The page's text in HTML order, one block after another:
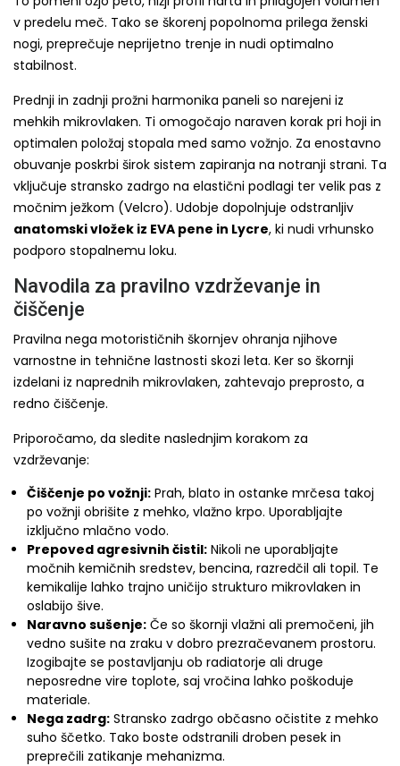
v predelu meč. Tako se škorenj popolnoma prilega ženski
nogi, preprečuje neprijetno trenje in nudi optimalno
stabilnost.
Prednji in zadnji prožni harmonika paneli so narejeni iz
mehkih mikrovlaken. Ti omogočajo naraven korak pri hoji in
optimalen položaj stopala med samo vožnjo. Za enostavno
obuvanje poskrbi širok sistem zapiranja na notranji strani. Ta
vključuje stransko zadrgo na elastični podlagi ter velik pas z
močnim ježkom (Velcro). Udobje dopolnjuje odstranljiv
anatomski vložek iz EVA pene in Lycre, ki nudi vrhunsko
podporo stopalnemu loku.
Navodila za pravilno vzdrževanje in
čiščenje
Pravilna nega motorističnih škornjev ohranja njihove
varnostne in tehnične lastnosti skozi leta. Ker so škornji
izdelani iz naprednih mikrovlaken, zahtevajo preprosto, a
redno čiščenje.
Priporočamo, da sledite naslednjim korakom za
vzdrževanje:
Čiščenje po vožnji: Prah, blato in ostanke mrčesa takoj
po vožnji obrišite z mehko, vlažno krpo. Uporabljajte
izključno mlačno vodo.
Prepoved agresivnih čistil: Nikoli ne uporabljajte
močnih kemičnih sredstev, bencina, razredčil ali topil. Te
kemikalije lahko trajno uničijo strukturo mikrovlaken in
oslabijo šive.
Naravno sušenje: Če so škornji vlažni ali premočeni, jih
vedno sušite na zraku v dobro prezračevanem prostoru.
Izogibajte se postavljanju ob radiatorje ali druge
neposredne vire toplote, saj vročina lahko poškoduje
materiale.
Nega zadrg: Stransko zadrgo občasno očistite z mehko
suho ščetko. Tako boste odstranili droben pesek in
preprečili zatikanje mehanizma.